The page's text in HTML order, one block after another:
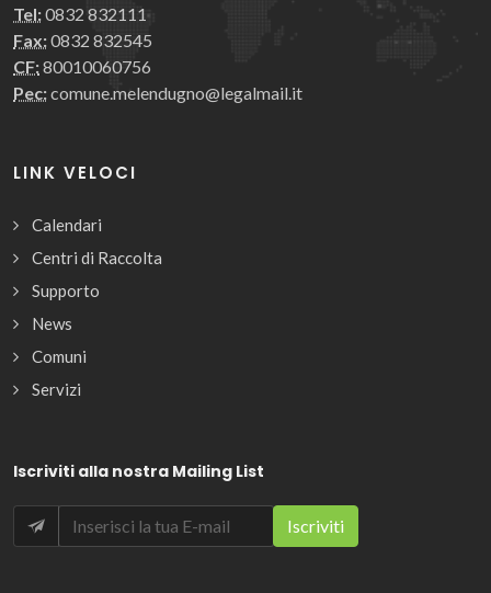
Tel:0832 832111
Fax:0832 832545
CF:80010060756
Pec:comune.melendugno@legalmail.it
LINK VELOCI
Calendari
Centri di Raccolta
Supporto
News
Comuni
Servizi
Iscriviti alla nostra Mailing List